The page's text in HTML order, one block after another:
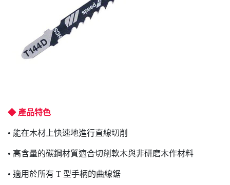
◆ 產品特色
• 能在木材上快速地進行直線切削
• 高含量的碳鋼材質適合切削軟木與非研磨木作材料
• 適用於所有 T 型手柄的曲線鋸